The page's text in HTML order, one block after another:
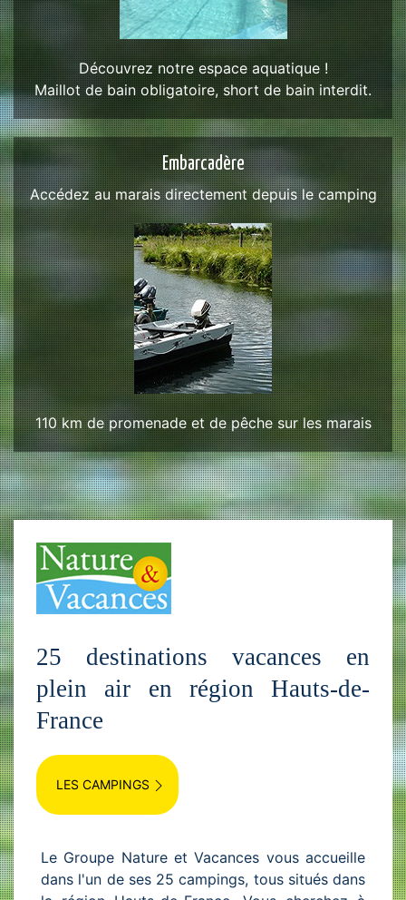
Découvrez notre espace aquatique !
Maillot de bain obligatoire, short de bain interdit.
Embarcadère
Accédez au marais directement depuis le camping
110 km de promenade et de pêche sur les marais
25 destinations vacances en
plein air en région Hauts-de-
France
LES CAMPINGS
Le Groupe Nature et Vacances vous accueille
dans l'un de ses 25 campings, tous situés dans